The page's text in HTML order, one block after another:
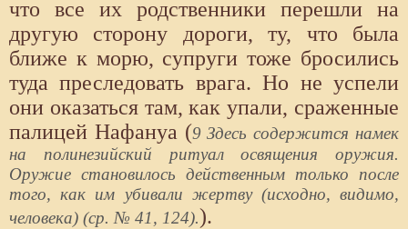
что все их родственники перешли на
другую сторону дороги, ту, что была
ближе к морю, супруги тоже бросились
туда преследовать врага. Но не успели
они оказаться там, как упали, сраженные
палицей Нафануа (9 Здесь содержится намек
на полинезийский ритуал освящения оружия.
Оружие становилось действенным только после
того, как им убивали жертву (исходно, видимо,
человека) (ср. № 41, 124).).